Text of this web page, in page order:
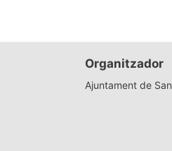
Organitzador
Ajuntament de